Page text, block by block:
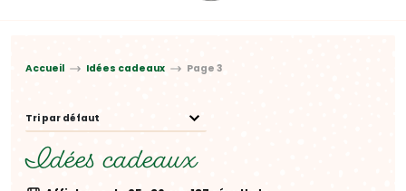
Accueil Idées cadeaux Page 3
Idées cadeaux